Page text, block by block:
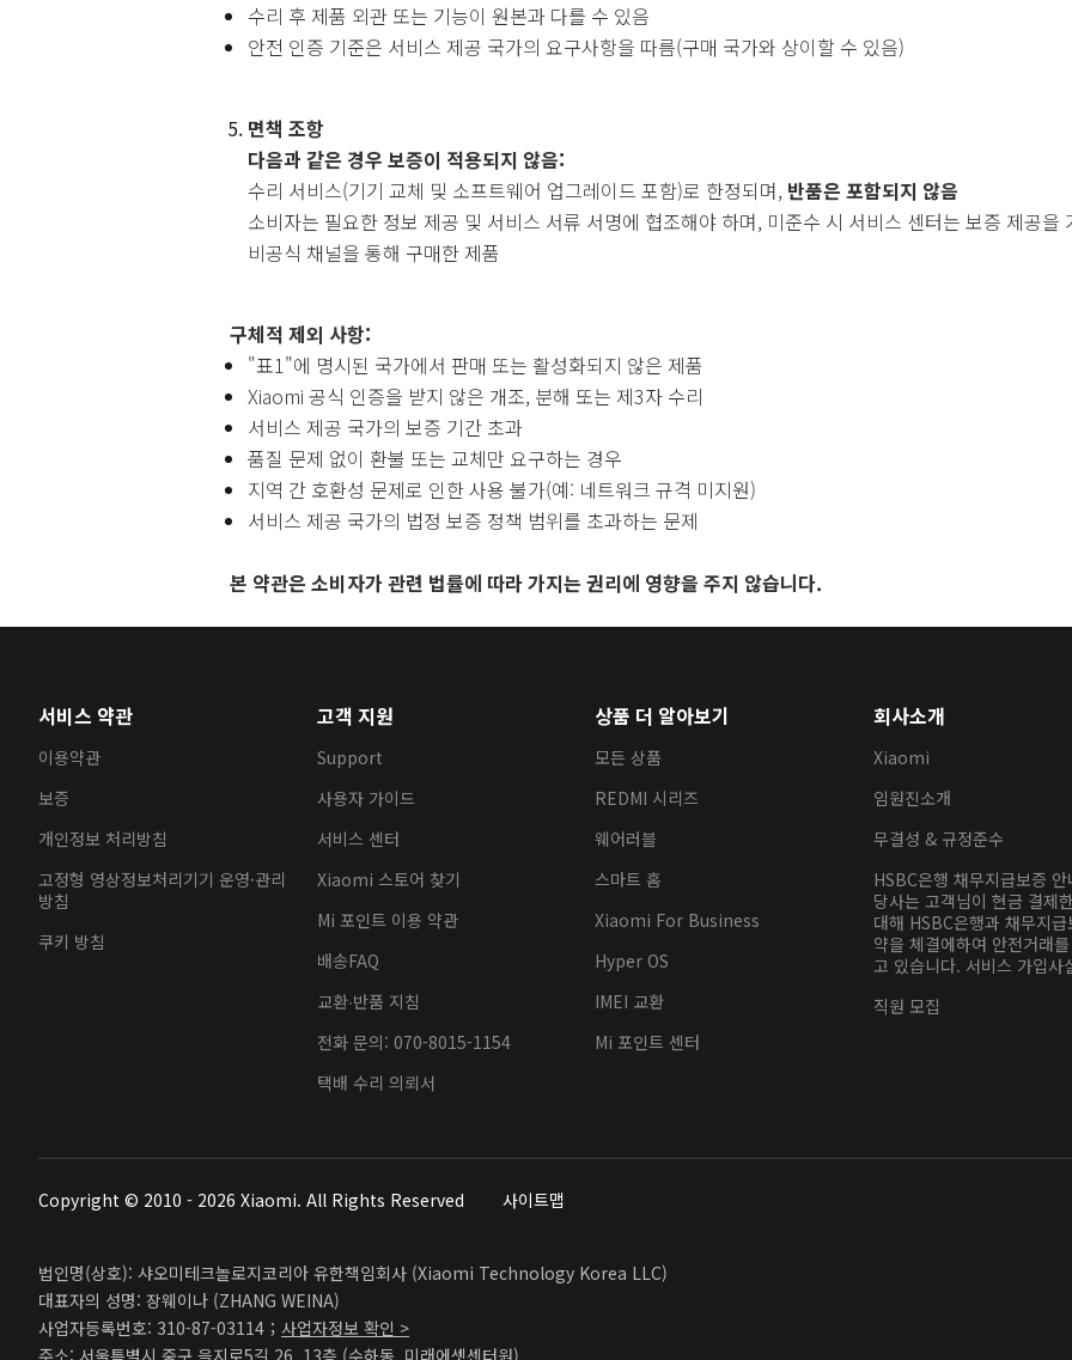
수리 후 제품 외관 또는 기능이 원본과 다를 수 있음
안전 인증 기준은 서비스 제공 국가의 요구사항을 따름(구매 국가와 상이할 수 있음)
면책 조항
다음과 같은 경우 보증이 적용되지 않음:
수리 서비스(기기 교체 및 소프트웨어 업그레이드 포함)로 한정되며, 반품은 포함되지 않음
소비자는 필요한 정보 제공 및 서비스 서류 서명에 협조해야 하며, 미준수 시 서비스 센터는 보증 제공을
비공식 채널을 통해 구매한 제품
구체적 제외 사항:
"표1"에 명시된 국가에서 판매 또는 활성화되지 않은 제품
Xiaomi 공식 인증을 받지 않은 개조, 분해 또는 제3자 수리
서비스 제공 국가의 보증 기간 초과
품질 문제 없이 환불 또는 교체만 요구하는 경우
지역 간 호환성 문제로 인한 사용 불가(예: 네트워크 규격 미지원)
서비스 제공 국가의 법정 보증 정책 범위를 초과하는 문제
본 약관은 소비자가 관련 법률에 따라 가지는 권리에 영향을 주지 않습니다.
서비스 약관
이용약관
보증
개인정보 처리방침
고정형 영상정보처리기기 운영·관리
방침
쿠키 방침
고객 지원
Support
사용자 가이드
서비스 센터
Xiaomi 스토어 찾기
Mi 포인트 이용 약관
배송FAQ
교환∙반품 지침
전화 문의: 070-8015-1154
택배 수리 의뢰서
상품 더 알아보기
모든 상품
REDMI 시리즈
웨어러블
스마트 홈
Xiaomi For Business
Hyper OS
IMEI 교환
Mi 포인트 센터
회사소개
Xiaomi
임원진소개
무결성 & 규정준수
HSBC은행 채무지급보증
당사는 고객님이 현금 결제
대해 HSBC은행과 채무지급
약을 체결에하여 안전거래
고 있습니다. 서비스 가입사
직원 모집
Copyright © 2010 - 2026 Xiaomi. All Rights Reserved 사이트맵
법인명(상호): 샤오미테크놀로지코리아 유한책임회사 (Xiaomi Technology Korea LLC)
대표자의 성명: 장웨이나 (ZHANG WEINA)
사업자등록번호: 310-87-03114； 사업자정보 확인 >
주소: 서울특별시 중구 을지로5길 26, 13층 (수하동, 미래에셋센터원)